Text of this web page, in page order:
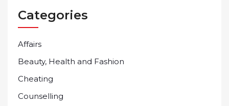
Categories
Affairs
Beauty, Health and Fashion
Cheating
Counselling